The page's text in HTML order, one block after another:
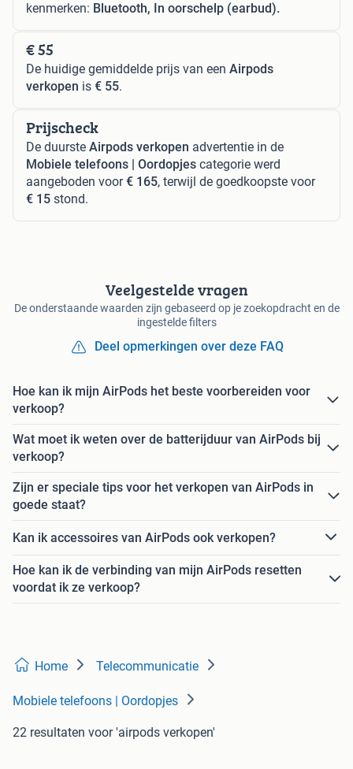
kenmerken: Bluetooth, In oorschelp (earbud).
€ 55
De huidige gemiddelde prijs van een Airpods
verkopen is € 55.
Prijscheck
De duurste Airpods verkopen advertentie in de
Mobiele telefoons | Oordopjes categorie werd
aangeboden voor€ 165, terwijl de goedkoopste voor
€ 15 stond.
Veelgestelde vragen
De onderstaande waarden zijn gebaseerd op je zoekopdracht en de
ingestelde filters
Deel opmerkingen over deze FAQ
Hoe kan ik mijn AirPods het beste voorbereiden voor
verkoop?
Wat moet ik weten over de batterijduur van AirPods bij
verkoop?
Zijn er speciale tips voor het verkopen van AirPods in
goede staat?
Kan ik accessoires van AirPods ook verkopen?
Hoe kan ik de verbinding van mijn AirPods resetten
voordat ik ze verkoop?
Home Telecommunicatie
Mobiele telefoons | Oordopjes
22 resultaten voor 'airpods verkopen'